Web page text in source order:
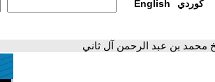
English كوردي
محمد بن عبد الرحمن آل ثاني